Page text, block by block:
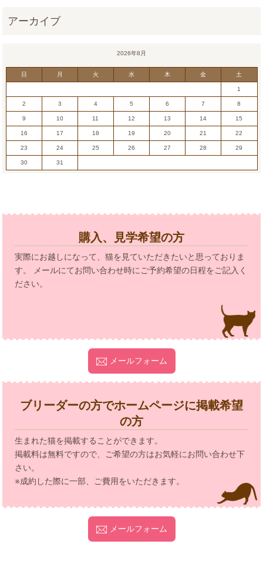
2026年8月
日 月 火 水 木 金 土
1
2 3 4 5 6 7 8
9 10 11 12 13 14 15
16 17 18 19 20 21 22
23 24 25 26 27 28 29
30 31
購入、見学希望の方
実際にお越しになって、猫を見ていただきたいと思っておりま
す。 メールにてお問い合わせ時にご予約希望の日程をご記入く
ださい。
メールフォーム
ブリーダーの方でホームページに掲載希望
の方
生まれた猫を掲載することができます。
掲載料は無料ですので、ご希望の方はお気軽にお問い合わせ下
さい。
※成約した際に一部、ご費用をいただきます。
メールフォーム